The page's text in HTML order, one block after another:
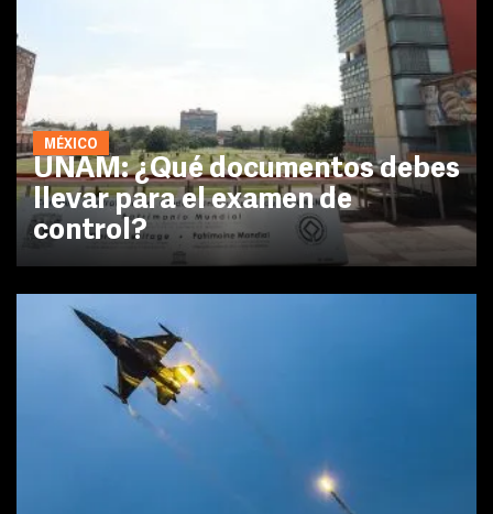
MÉXICO
UNAM: ¿Qué documentos debes
llevar para el examen de
control?